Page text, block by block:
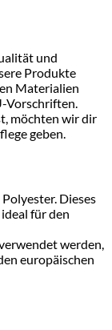
und
Produkte
Materialien
Vorschriften.
möchten wir dir
geben.
Dieses
für den
werden,
europäischen